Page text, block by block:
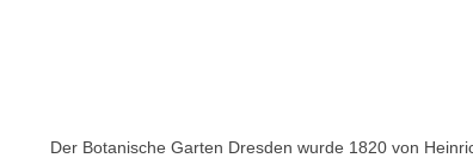
Der Botanische Garten Dresden wurde 1820 von